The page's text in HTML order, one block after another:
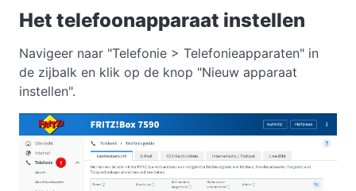
Het telefoonapparaat instellen
Navigeer naar "Telefonie > Telefonieapparaten" in
de zijbalk en klik op de knop "Nieuw apparaat
instellen".